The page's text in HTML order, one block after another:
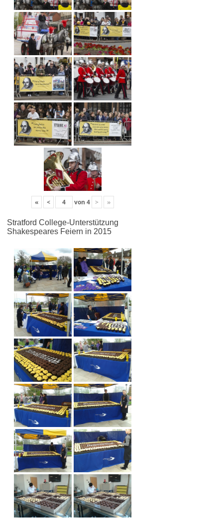
« < von 4 > »
Stratford College-Unterstützung
Shakespeares Feiern in 2015